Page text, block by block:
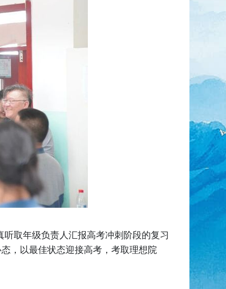
取年级负责人汇报高考冲刺阶段的复习
，以最佳状态迎接高考，考取理想院